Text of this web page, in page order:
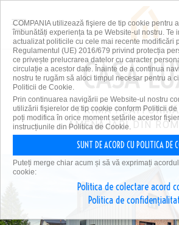
PRIMA
AMENAJĂRI DIN
COMPANIA utilizează fişiere de tip cookie pentru
îmbunătăți experiența ta pe Website-ul nostru. Te
actualizat politicile cu cele mai recente modificări
Regulamentul (UE) 2016/679 privind protecția
ce privește prelucrarea datelor cu caracter
circulație a acestor date. Înainte de a continua
nostru te rugăm să aloci timpul necesar pentru a
Politicii de Cookie.
Prin continuarea navigării pe Website-ul nostru
utilizării fişierelor de tip cookie conform Politicii
poți modifica în orice moment setările acestor
instrucțiunile din Politica de Cookie.
SUNT DE ACORD CU POLITICA DE
Puteți merge chiar acum și să vă exprimați
cookie:
Politica de colectare acord
Politica de